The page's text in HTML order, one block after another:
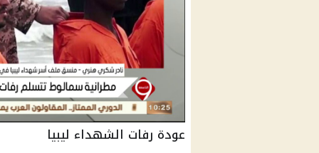
عودة رفات الشهداء ليبيا